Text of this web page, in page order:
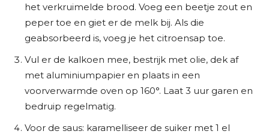
het verkruimelde brood. Voeg een beetje zout en
peper toe en giet er de melk bij. Als die
geabsorbeerd is, voeg je het citroensap toe.
Vul er de kalkoen mee, bestrijk met olie, dek af
met aluminiumpapier en plaats in een
voorverwarmde oven op 160°. Laat 3 uur garen en
bedruip regelmatig.
Voor de saus: karamelliseer de suiker met 1 el